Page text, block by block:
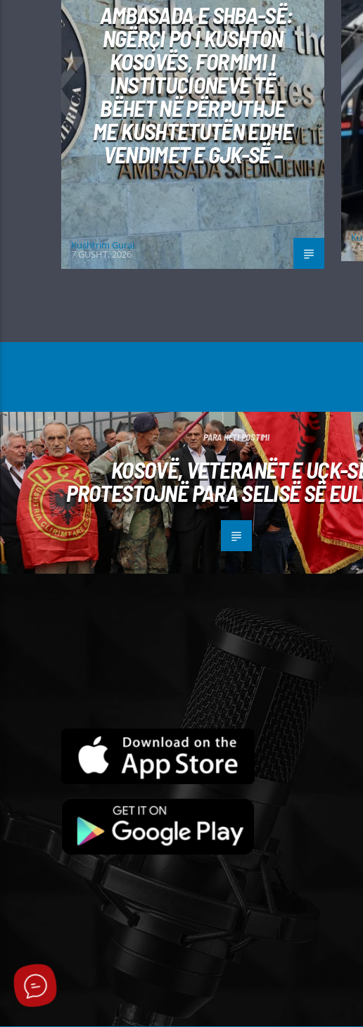
AMBASADA E SHBA-SË:
NGËRÇI PO I KUSHTON
KOSOVËS, FORMIMI I
INSTITUCIONEVE TË
BËHET NË PËRPUTHJE
ME KUSHTETUTËN EDHE
VENDIMET E GJK-SË –
Kushtrim Guraj
7 GUSHT, 2026
7
PARA KËTI POSTIMI
KOSOVË, VETERANËT E UÇK-
PROTESTOJNË PARA SELISË SË